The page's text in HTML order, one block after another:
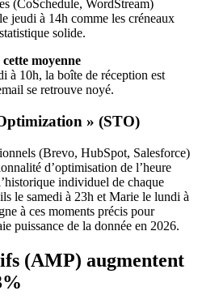
(CoSchedule, WordStream)
jeudi à 14h comme les créneaux
solide.
moyenne
à 10h, la boîte de réception est
se retrouve noyé.
» (STO)
(Brevo, HubSpot, Salesforce)
d’optimisation de l’heure
individuel de chaque
le samedi à 23h et Marie le lundi à
à ces moments précis pour
puissance de la donnée en 2026.
(AMP) augmentent